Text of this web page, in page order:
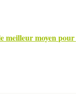
meilleur moyen